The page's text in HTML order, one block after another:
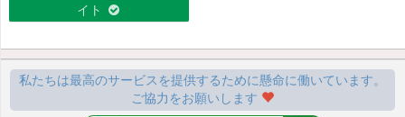
イト
私たちは最高のサービスを提供するために懸命に働いています。
ご協力をお願いします